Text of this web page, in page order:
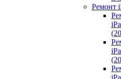
Ремонт